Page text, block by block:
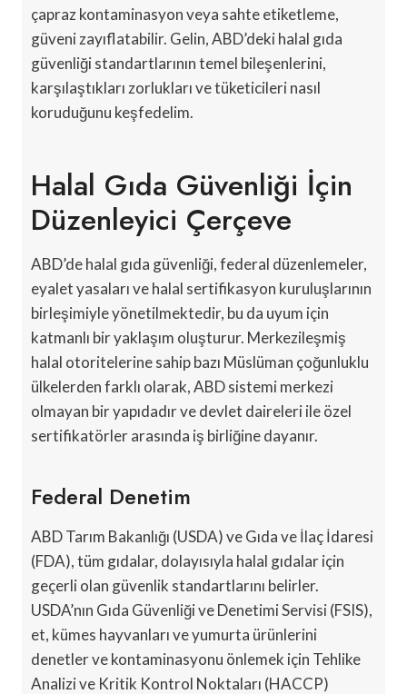
çapraz kontaminasyon veya sahte etiketleme,
güveni zayıflatabilir. Gelin, ABD’deki halal gıda
güvenliği standartlarının temel bileşenlerini,
karşılaştıkları zorlukları ve tüketicileri nasıl
koruduğunu keşfedelim.
Halal Gıda Güvenliği İçin
Düzenleyici Çerçeve
ABD’de halal gıda güvenliği, federal düzenlemeler,
eyalet yasaları ve halal sertifikasyon kuruluşlarının
birleşimiyle yönetilmektedir, bu da uyum için
katmanlı bir yaklaşım oluşturur. Merkezileşmiş
halal otoritelerine sahip bazı Müslüman çoğunluklu
ülkelerden farklı olarak, ABD sistemi merkezi
olmayan bir yapıdadır ve devlet daireleri ile özel
sertifikatörler arasında iş birliğine dayanır.
Federal Denetim
ABD Tarım Bakanlığı (USDA) ve Gıda ve İlaç İdaresi
(FDA), tüm gıdalar, dolayısıyla halal gıdalar için
geçerli olan güvenlik standartlarını belirler.
USDA’nın Gıda Güvenliği ve Denetimi Servisi (FSIS),
et, kümes hayvanları ve yumurta ürünlerini
denetler ve kontaminasyonu önlemek için Tehlike
Analizi ve Kritik Kontrol Noktaları (HACCP)